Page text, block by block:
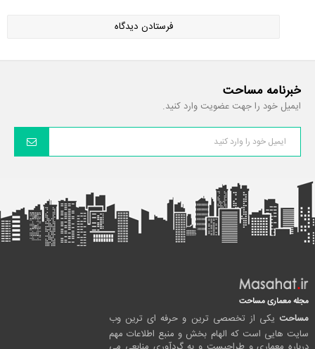
خبرنامه مساحت
ایمیل خود را جهت عضویت وارد کنید.
مجله معماری مساحت
مساحت یکی از تخصصی ترین و حرفه ای ترین وب
سایت هایی است که الهام بخش و منبع اطلاعات مهم